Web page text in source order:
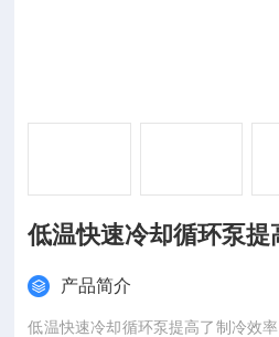
低温快速冷却循环泵提
产品简介
低温快速冷却循环泵提高了制冷效